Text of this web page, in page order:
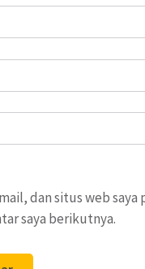
dan situs web saya
saya berikutnya.